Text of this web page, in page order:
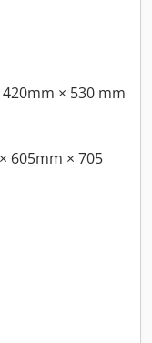
× 530 mm
605mm × 705